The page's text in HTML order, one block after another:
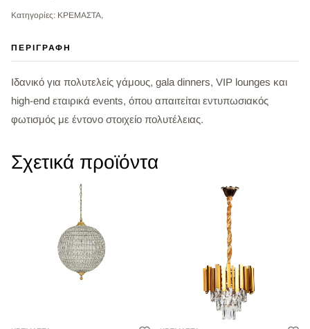
Κατηγορίες: ΚΡΕΜΑΣΤΑ,
ΠΕΡΙΓΡΑΦΉ
Ιδανικό για πολυτελείς γάμους, gala dinners, VIP lounges και
high-end εταιρικά events, όπου απαιτείται εντυπωσιακός
φωτισμός με έντονο στοιχείο πολυτέλειας.
Σχετικά προϊόντα